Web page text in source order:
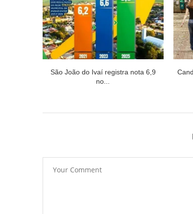
São João do Ivaí registra nota 6,9
no...